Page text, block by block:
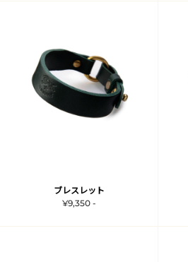
ブレスレット
¥9,350 -